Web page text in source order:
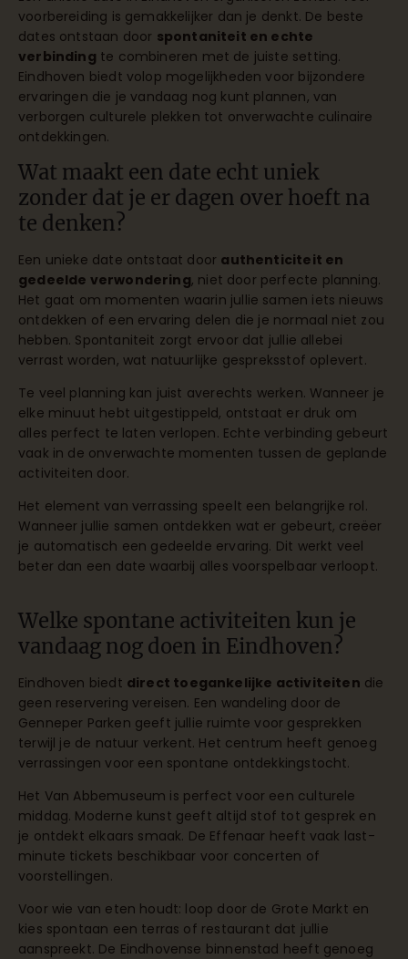
voorbereiding is gemakkelijker dan je denkt. De beste
dates ontstaan door spontaniteit en echte
verbinding te combineren met de juiste setting.
Eindhoven biedt volop mogelijkheden voor bijzondere
ervaringen die je vandaag nog kunt plannen, van
verborgen culturele plekken tot onverwachte culinaire
ontdekkingen.
Wat maakt een date echt uniek
zonder dat je er dagen over hoeft na
te denken?
Een unieke date ontstaat door authenticiteit en
gedeelde verwondering, niet door perfecte planning.
Het gaat om momenten waarin jullie samen iets nieuws
ontdekken of een ervaring delen die je normaal niet zou
hebben. Spontaniteit zorgt ervoor dat jullie allebei
verrast worden, wat natuurlijke gespreksstof oplevert.
Te veel planning kan juist averechts werken. Wanneer je
elke minuut hebt uitgestippeld, ontstaat er druk om
alles perfect te laten verlopen. Echte verbinding gebeurt
vaak in de onverwachte momenten tussen de geplande
activiteiten door.
Het element van verrassing speelt een belangrijke rol.
Wanneer jullie samen ontdekken wat er gebeurt, creëer
je automatisch een gedeelde ervaring. Dit werkt veel
beter dan een date waarbij alles voorspelbaar verloopt.
Welke spontane activiteiten kun je
vandaag nog doen in Eindhoven?
Eindhoven biedt direct toegankelijke activiteiten die
geen reservering vereisen. Een wandeling door de
Genneper Parken geeft jullie ruimte voor gesprekken
terwijl je de natuur verkent. Het centrum heeft genoeg
verrassingen voor een spontane ontdekkingstocht.
Het Van Abbemuseum is perfect voor een culturele
middag. Moderne kunst geeft altijd stof tot gesprek en
je ontdekt elkaars smaak. De Effenaar heeft vaak last-
minute tickets beschikbaar voor concerten of
voorstellingen.
Voor wie van eten houdt: loop door de Grote Markt en
kies spontaan een terras of restaurant dat jullie
aanspreekt. De Eindhovense binnenstad heeft genoeg